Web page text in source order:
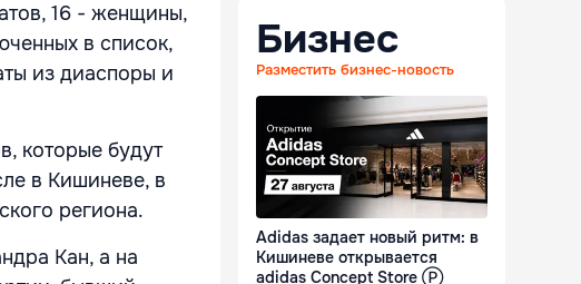
16 - женщины,
в список,
из диаспоры и
которые будут
в Кишиневе, в
региона.
Кан, а на
Бизнес
Разместить бизнес-новость
Adidas задает новый ритм: в
Кишиневе открывается
adidas Concept Store Ⓟ